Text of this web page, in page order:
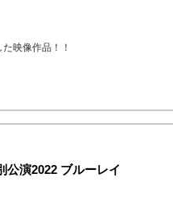
映像作品！！
公演2022 ブルーレイ